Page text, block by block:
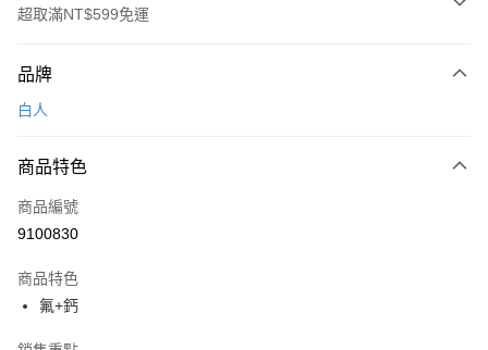
超取滿NT$599免運
信用卡一次付款
LINE Pay
Apple Pay
悠遊付
品牌
白人
商品特色
商品編號
9100830
商品特色
氟+鈣